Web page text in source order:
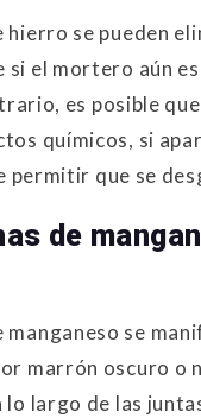
hierro se pueden
si el mortero aún
es posible
químicos, si
permitir que se
de
manganeso se
marrón oscuro o
lo largo de las